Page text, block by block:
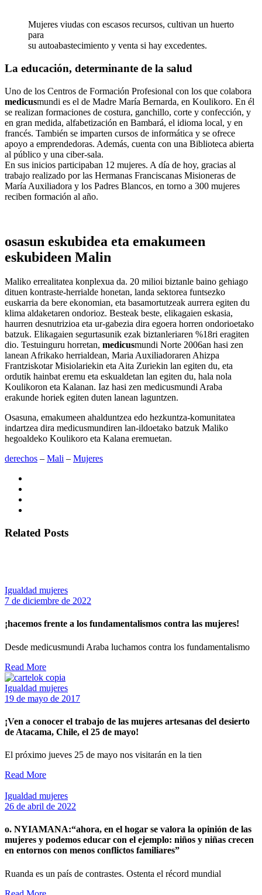
Mujeres viudas con escasos recursos, cultivan un huerto
para
su autoabastecimiento y venta si hay excedentes.
La educación, determinante de la salud
Uno de los Centros de Formación Profesional con los que colabora
medicusmundi es el de Madre María Bernarda, en Koulikoro. En él
se realizan formaciones de costura, ganchillo, corte y confección, y
en gran medida, alfabetización en Bambará, el idioma local, y en
francés. También se imparten cursos de informática y se ofrece
apoyo a emprendedoras. Además, cuenta con una Biblioteca abierta
al público y una ciber-sala.
En sus inicios participaban 12 mujeres. A día de hoy, gracias al
trabajo realizado por las Hermanas Franciscanas Misioneras de
María Auxiliadora y los Padres Blancos, en torno a 300 mujeres
reciben formación al año.
osasun eskubidea eta emakumeen
eskubideen Malin
Maliko errealitatea konplexua da. 20 milioi biztanle baino gehiago
dituen kontraste-herrialde honetan, landa sektorea funtsezko
euskarria da bere ekonomian, eta basamortutzeak aurrera egiten du
klima aldaketaren ondorioz. Besteak beste, elikagaien eskasia,
haurren desnutrizioa eta ur-gabezia dira egoera horren ondorioetako
batzuk. Elikagaien segurtasunik ezak biztanleriaren %18ri eragiten
dio. Testuinguru horretan, medicusmundi Norte 2006an hasi zen
lanean Afrikako herrialdean, Maria Auxiliadoraren Ahizpa
Frantziskotar Misiolariekin eta Aita Zuriekin lan egiten du, eta
ordutik hainbat eremu eta eskualdetan lan egiten du, hala nola
Koulikoron eta Kalanan. Iaz hasi zen medicusmundi Araba
erakunde horiek egiten duten lanean laguntzen.
Osasuna, emakumeen ahalduntzea edo hezkuntza-komunitatea
indartzea dira medicusmundiren lan-ildoetako batzuk Maliko
hegoaldeko Koulikoro eta Kalana eremuetan.
derechos ‒ Mali ‒ Mujeres
Related Posts
Igualdad mujeres
7 de diciembre de 2022
¡hacemos frente a los fundamentalismos contra las mujeres!
Desde medicusmundi Araba luchamos contra los fundamentalismo
Read More
Igualdad mujeres
19 de mayo de 2017
¡Ven a conocer el trabajo de las mujeres artesanas del desierto
de Atacama, Chile, el 25 de mayo!
El próximo jueves 25 de mayo nos visitarán en la tien
Read More
Igualdad mujeres
26 de abril de 2022
o. NYIAMANA:“ahora, en el hogar se valora la opinión de las
mujeres y podemos educar con el ejemplo: niños y niñas crecen
en entornos con menos conflictos familiares”
Ruanda es un país de contrastes. Ostenta el récord mundial